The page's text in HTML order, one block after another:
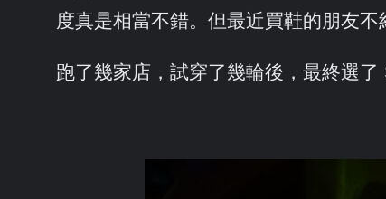
度真是相當不錯。但最近買鞋的朋友
跑了幾家店，試穿了幾輪後，最終選